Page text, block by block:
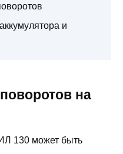
и
на
130 может быть